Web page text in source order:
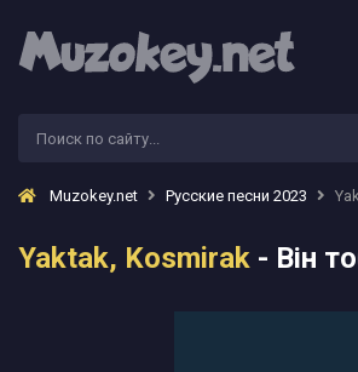
Muzokey.net Русские песни 2023
Yaktak, Kosmirak - Він